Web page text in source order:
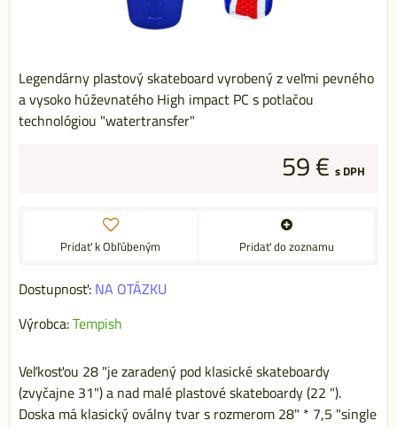
Legendárny plastový skateboard vyrobený z veľmi pevného
a vysoko húževnatého High impact PC s potlačou
technológiou "watertransfer"
59 € s DPH
Pridať k Obľúbeným Pridať do zoznamu
Dostupnosť: NA OTÁZKU
Výrobca:Tempish
Veľkosťou 28 "je zaradený pod klasické skateboardy
(zvyčajne 31") a nad malé plastové skateboardy (22 ").
Doska má klasický oválny tvar s rozmerom 28" * 7,5 "single